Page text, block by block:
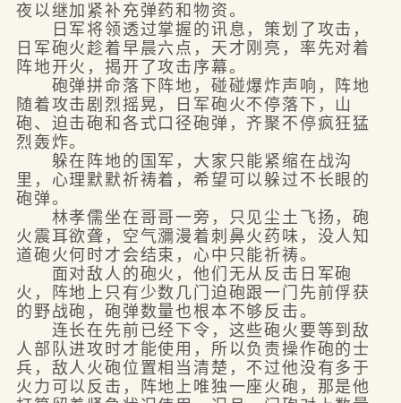
夜以继加紧补充弹药和物资。
日军将领透过掌握的讯息，策划了攻击，
日军砲火趁着早晨六点，天才刚亮，率先对着
阵地开火，揭开了攻击序幕。
砲弹拼命落下阵地，碰碰爆炸声响，阵地
随着攻击剧烈摇晃，日军砲火不停落下，山
砲、迫击砲和各式口径砲弹，齐聚不停疯狂猛
烈轰炸。
躲在阵地的国军，大家只能紧缩在战沟
里，心理默默祈祷着，希望可以躲过不长眼的
砲弹。
林孝儒坐在哥哥一旁，只见尘土飞扬，砲
火震耳欲聋，空气瀰漫着刺鼻火药味，没人知
道砲火何时才会结束，心中只能祈祷。
面对敌人的砲火，他们无从反击日军砲
火，阵地上只有少数几门迫砲跟一门先前俘获
的野战砲，砲弹数量也根本不够反击。
连长在先前已经下令，这些砲火要等到敌
人部队进攻时才能使用，所以负责操作砲的士
兵，敌人火砲位置相当清楚，不过他没有多于
火力可以反击，阵地上唯独一座火砲，那是他